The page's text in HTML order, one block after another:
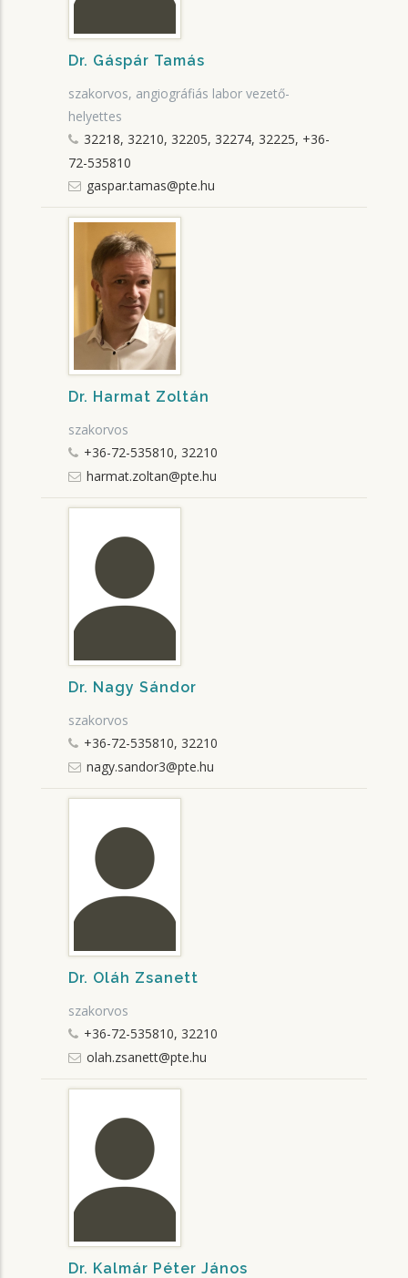
Dr. Gáspár Tamás
szakorvos, angiográfiás labor vezető-
helyettes
32218, 32210, 32205, 32274, 32225, +36-
72-535810
gaspar.tamas@pte.hu
Dr. Harmat Zoltán
szakorvos
+36-72-535810, 32210
harmat.zoltan@pte.hu
Dr. Nagy Sándor
szakorvos
+36-72-535810, 32210
nagy.sandor3@pte.hu
Dr. Oláh Zsanett
szakorvos
+36-72-535810, 32210
olah.zsanett@pte.hu
Dr. Kalmár Péter János